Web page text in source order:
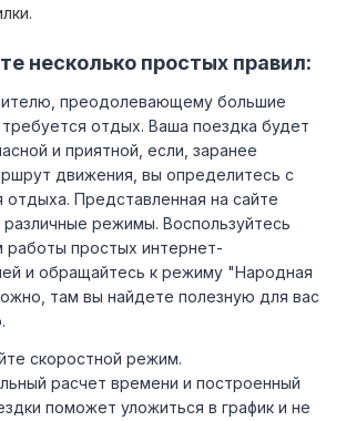
несколько простых правил:
преодолевающему большие
отдых. Ваша поездка будет
и приятной, если, заранее
движения, вы определитесь с
отдыха. Представленная на сайте
режимы. Воспользуйтесь
работы простых интернет-
и обращайтесь к режиму "Народная
там вы найдете полезную для вас
скоростной режим.
расчет времени и построенный
поможет уложиться в график и не